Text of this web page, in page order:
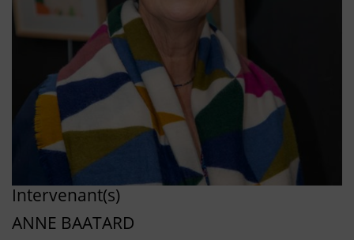
Intervenant(s)
ANNE BAATARD